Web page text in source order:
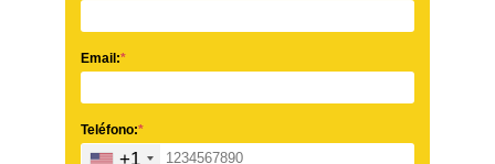
Email:*
Teléfono:*
+1